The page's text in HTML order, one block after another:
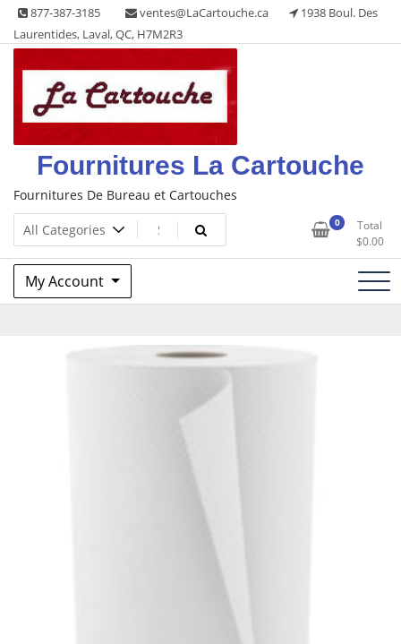
Skip
content
877-387-3185 ventes@LaCartouche.ca
1938 Boul. Des
Laurentides, Laval, QC, H7M2R3
Fournitures La Cartouche
Fournitures De Bureau et Cartouches
0
Total
$0.00
My Account